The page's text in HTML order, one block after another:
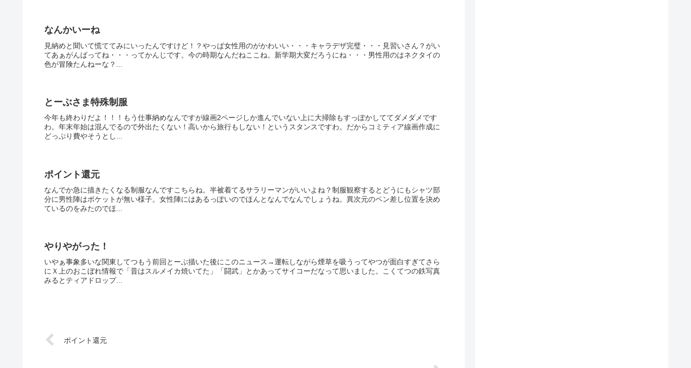
なんかいーね
見納めと聞いて慌ててみにいったんですけど！？やっぱ女性用のがかわいい・・・キャラデザ完璧・・・見習いさん？がい
てあぁがんばってね・・・ってかんじです。今の時期なんだねここね。新学期大変だろうにね・・・男性用のはネクタイの
色が冒険たんねーな？...
とーぶさま特殊制服
今年も終わりだよ！！！もう仕事納めなんですが線画2ページしか進んでいない上に大掃除もすっぽかしててダメダメです
わ。年末年始は混んでるので外出たくない！高いから旅行もしない！というスタンスですわ。だからコミティア線画作成に
どっぷり費やそうとし...
ポイント還元
なんでか急に描きたくなる制服なんですこちらね。半被着てるサラリーマンがいいよね？制服観察するとどうにもシャツ部
分に男性陣はポケットが無い様子。女性陣にはあるっぽいのでほんとなんでなんでしょうね。異次元のペン差し位置を決め
ているのをみたのでほ...
やりやがった！
いやぁ事象多いな関東してつもう前回とーぶ描いた後にこのニュース→運転しながら煙草を吸うってやつが面白すぎてさら
にＸ上のおこぼれ情報で「昔はスルメイカ焼いてた」「闘武」とかあってサイコーだなって思いました。こくてつの鉄写真
みるとティアドロップ...
ポイント還元